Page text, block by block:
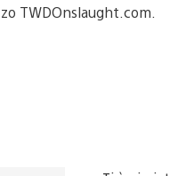
TWDOnslaught.com.